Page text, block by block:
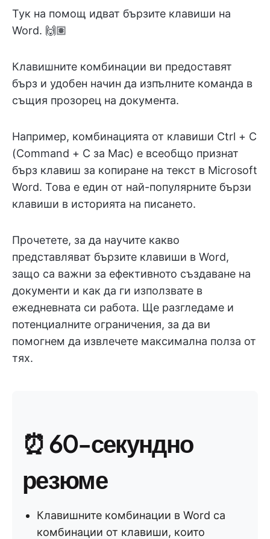
Тук на помощ идват бързите клавиши на
Word. 🙌🏽
Клавишните комбинации ви предоставят
бърз и удобен начин да изпълните команда в
същия прозорец на документа.
Например, комбинацията от клавиши Ctrl + C
(Command + C за Mac) е всеобщо признат
бърз клавиш за копиране на текст в Microsoft
Word. Това е един от най-популярните бързи
клавиши в историята на писането.
Прочетете, за да научите какво
представляват бързите клавиши в Word,
защо са важни за ефективното създаване на
документи и как да ги използвате в
ежедневната си работа. Ще разгледаме и
потенциалните ограничения, за да ви
помогнем да извлечете максимална полза от
тях.
⏰ 60-секундно
резюме
Клавишните комбинации в Word са
комбинации от клавиши, които